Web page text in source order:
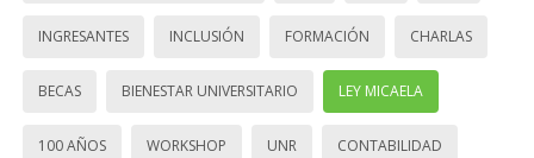
INGRESANTES INCLUSIÓN FORMACIÓN CHARLAS
BECAS BIENESTAR UNIVERSITARIO LEY MICAELA
100 AÑOS WORKSHOP UNR CONTABILIDAD